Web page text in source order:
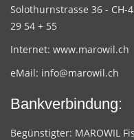
Solothurnstrasse 36 - CH-
29 54 + 55
Internet: www.marowil.ch
eMail: info@marowil.ch
Bankverbindung:
Begünstigter: MAROWIL